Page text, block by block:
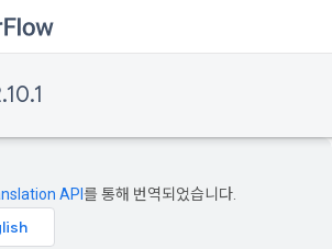
API 를 통해 번역되었습니다.